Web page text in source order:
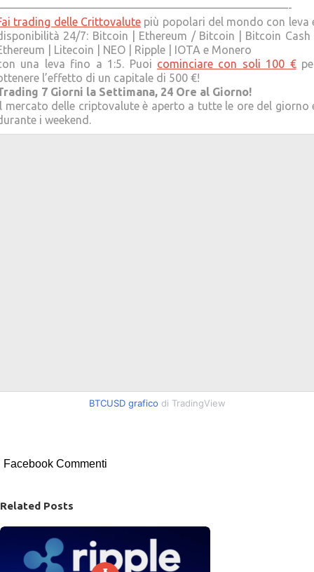
trading delle Crittovalutepiù popolari del mondo con leva
24/7: Bitcoin | Ethereum / Bitcoin | Bitcoin Cash
| Litecoin | NEO | Ripple | IOTA e Monero
una leva fino a 1:5. Puoi cominciare con soli 100 €
l’effetto di un capitale di 500 €!
7 Giorni la Settimana, 24 Ore al Giorno!
mercato delle criptovalute è aperto a tutte le ore del giorno
i weekend.
BTCUSD grafico di TradingView
Facebook Commenti
Related Posts